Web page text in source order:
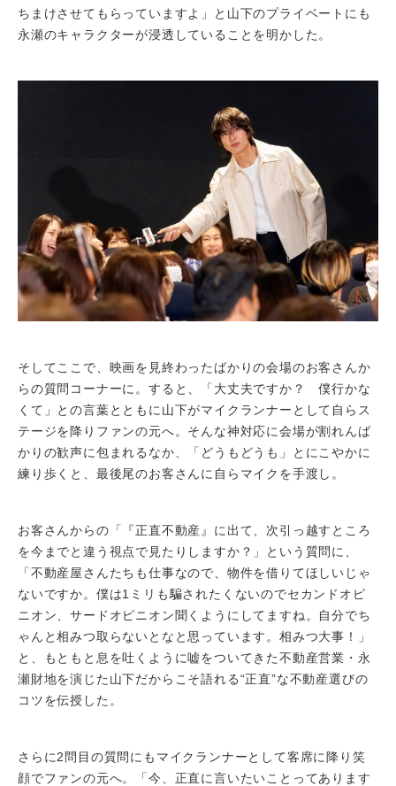
ちまけさせてもらっていますよ」と山下のプライベートにも
永瀬のキャラクターが浸透していることを明かした。
そしてここで、映画を見終わったばかりの会場のお客さんか
らの質問コーナーに。すると、「大丈夫ですか？ 僕行かな
くて」との言葉とともに山下がマイクランナーとして自らス
テージを降りファンの元へ。そんな神対応に会場が割れんば
かりの歓声に包まれるなか、「どうもどうも」とにこやかに
練り歩くと、最後尾のお客さんに自らマイクを手渡し。
お客さんからの「『正直不動産』に出て、次引っ越すところ
を今までと違う視点で見たりしますか？」という質問に、
「不動産屋さんたちも仕事なので、物件を借りてほしいじゃ
ないですか。僕は1ミリも騙されたくないのでセカンドオピ
ニオン、サードオピニオン聞くようにしてますね。自分でち
ゃんと相みつ取らないとなと思っています。相みつ大事！」
と、もともと息を吐くように嘘をついてきた不動産営業・永
瀬財地を演じた山下だからこそ語れる“正直”な不動産選びの
コツを伝授した。
さらに2問目の質問にもマイクランナーとして客席に降り笑
顔でファンの元へ。「今、正直に言いたいことってあります